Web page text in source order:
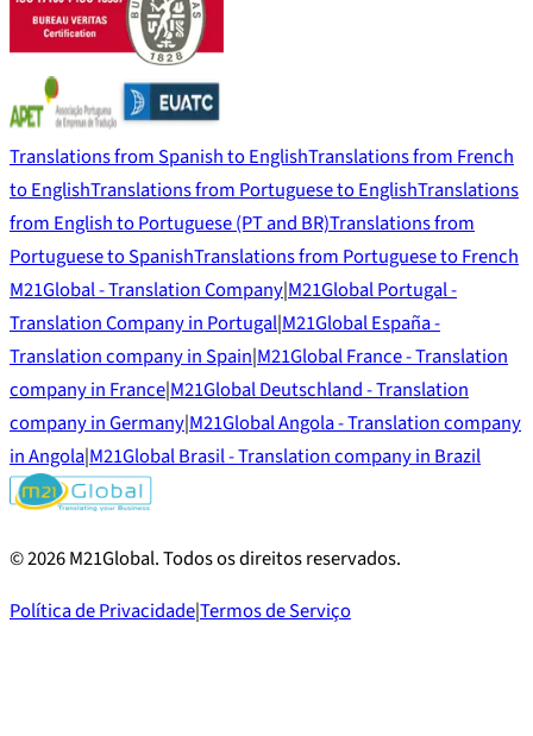
Translations from Spanish to EnglishTranslations from French
to EnglishTranslations from Portuguese to EnglishTranslations
from English to Portuguese (PT and BR)Translations from
Portuguese to SpanishTranslations from Portuguese to French
M21Global - Translation Company|M21Global Portugal -
Translation Company in Portugal|M21Global España -
Translation company in Spain|M21Global France - Translation
company in France|M21Global Deutschland - Translation
company in Germany|M21Global Angola - Translation company
in Angola|M21Global Brasil - Translation company in Brazil
©2026M21Global.Todos os direitos reservados.
Política de Privacidade|Termos de Serviço